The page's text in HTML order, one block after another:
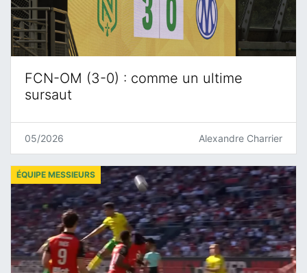
FCN-OM (3-0) : comme un ultime
sursaut
05/2026 Alexandre Charrier
ÉQUIPE MESSIEURS